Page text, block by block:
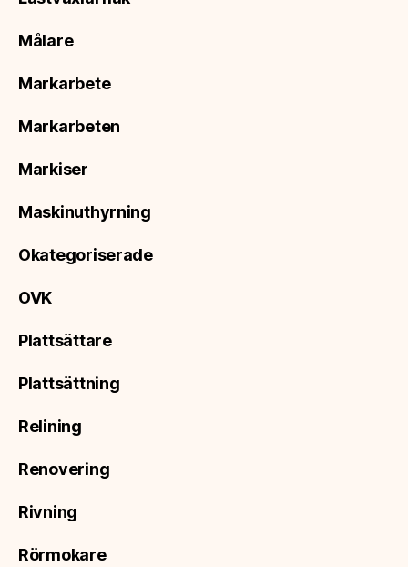
Målare
Markarbete
Markarbeten
Markiser
Maskinuthyrning
Okategoriserade
OVK
Plattsättare
Plattsättning
Relining
Renovering
Rivning
Rörmokare